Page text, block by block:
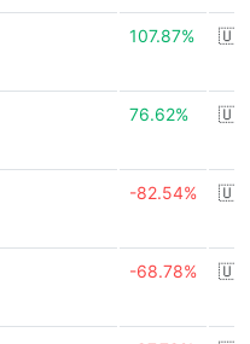
107.87%
76.62%
-82.54%
-68.78%